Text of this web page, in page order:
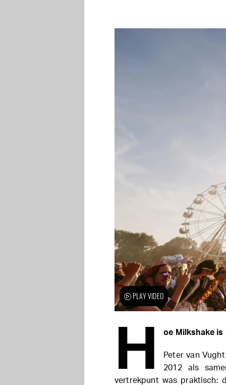
PLAY VIDEO
H oe Milkshake is
Peter van
2012 als
vertrekpunt was praktisch: